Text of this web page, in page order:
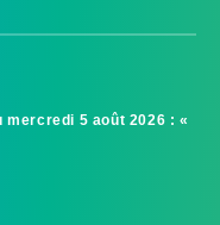
mercredi 5 août 2026 : «